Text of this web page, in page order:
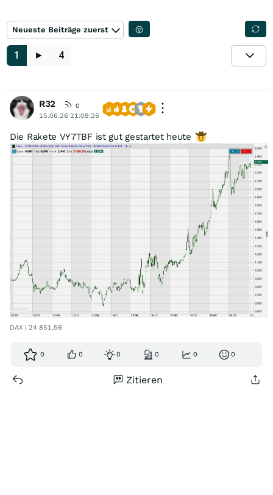
Neueste Beiträge zuerst
1 ► 4
R32
0
15.06.26 21:09:26
Die Rakete VY7TBF ist gut gestartet heute
DAX | 24.851,56
0 0 0 0 0 0
Zitieren